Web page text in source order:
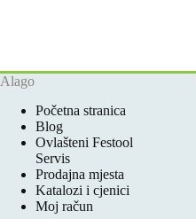
Alago
Početna stranica
Blog
Ovlašteni Festool
Servis
Prodajna mjesta
Katalozi i cjenici
Moj račun